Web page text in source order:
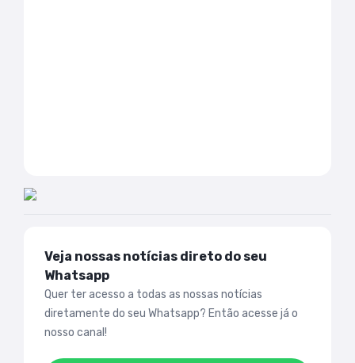
Veja nossas notícias direto do seu
Whatsapp
Quer ter acesso a todas as nossas notícias
diretamente do seu Whatsapp? Então acesse já o
nosso canal!